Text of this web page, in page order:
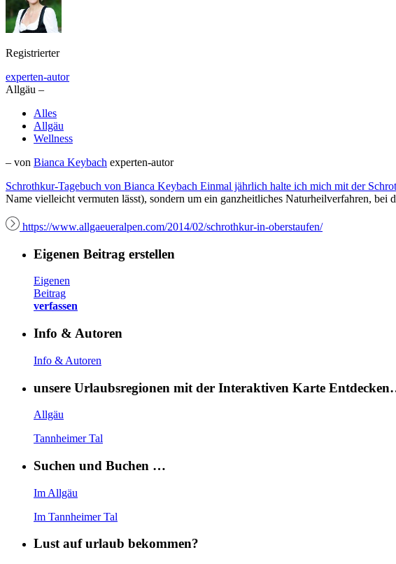
Registrierter
experten-autor
Allgäu –
Alles
Allgäu
Wellness
– von Bianca Keybach experten-autor
Schrothkur-Tagebuch von Bianca Keybach Einmal jährlich halte ich mich mit der
Name vielleicht vermuten lässt), sondern um ein ganzheitliches Naturheilverfahren,
https://www.allgaeueralpen.com/2014/02/schrothkur-in-oberstaufen/
Eigenen Beitrag erstellen
Eigenen
Beitrag
verfassen
Info & Autoren
Info & Autoren
unsere Urlaubsregionen mit der Interaktiven Karte
Allgäu
Tannheimer Tal
Suchen und Buchen …
Im Allgäu
Im Tannheimer Tal
Lust auf urlaub bekommen?